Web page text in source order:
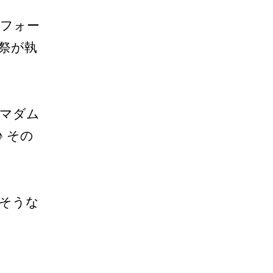
ォー
が執
ダム
その
うな